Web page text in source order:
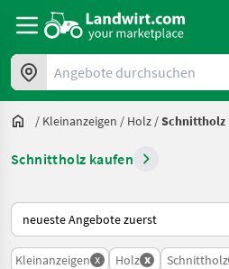
Angebote durchsuchen
/ Kleinanzeigen / Holz /Schnittholz
Schnittholz kaufen
So wird auf Landwirt.com sortiert
Kleinanzeigen x Holz x Schnittholz